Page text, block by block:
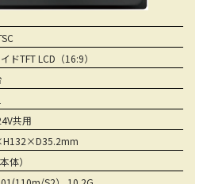
ドTFT LCD（16:9）
共用
体）